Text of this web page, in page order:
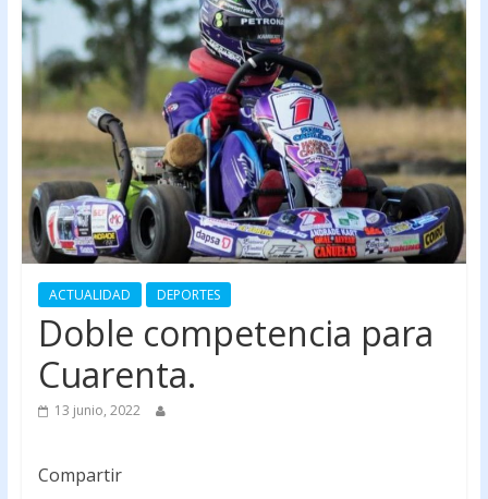
ACTUALIDAD DEPORTES
Doble competencia para
Cuarenta.
13 junio, 2022
Compartir